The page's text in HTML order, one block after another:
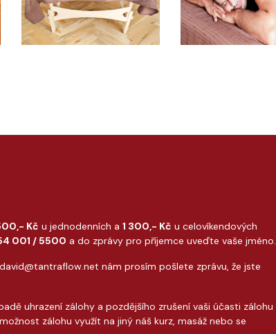
Kč u jednodenních a 1 300,- Kč u celovíkendových
001 / 5500 a do zprávy pro příjemce uveďte vaše jméno.
david@tantraflow.net nám prosím pošlete zprávu, že jste
uhrazení zálohy a pozdějšího zrušení vaši účasti zálohu
zálohu využít na jiný náš kurz, masáž nebo se